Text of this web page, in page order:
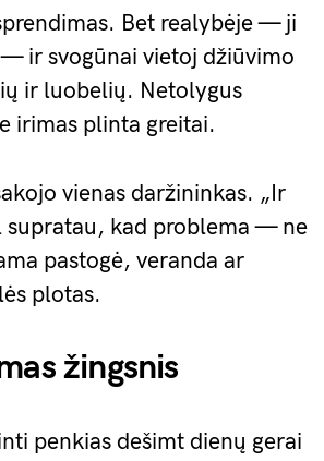
Bet realybėje — ji
ir svogūnai vietoj džiūvimo
ir luobelių. Netolygus
irimas plinta greitai.
vienas daržininkas. „Ir
supratau, kad problema — ne
pastogė, veranda ar
plotas.
žingsnis
penkias dešimt dienų gerai